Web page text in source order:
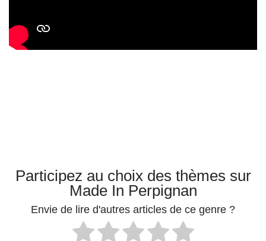
Participez au choix des thèmes sur
Made In Perpignan
Envie de lire d'autres articles de ce genre ?